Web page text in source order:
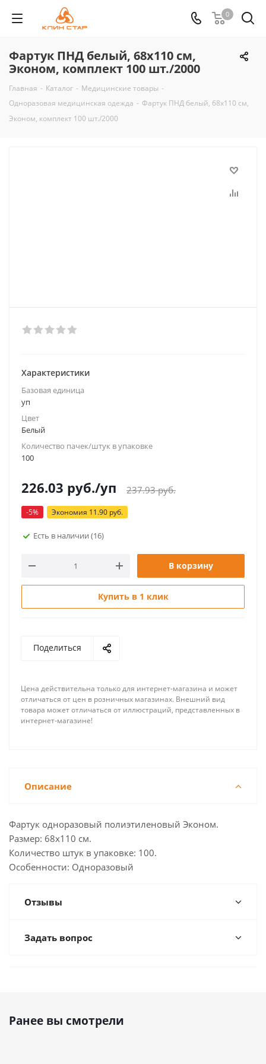
0
Фартук ПНД белый, 68х110 см,
Эконом, комплект 100 шт./2000
Главная - Каталог - Медицинские товары -
Одноразовая медицинская одежда - Фартук ПНД белый, 68х110 см,
Эконом, комплект 100 шт./2000
Характеристики
Базовая единица
уп
Цвет
Белый
Количество пачек/штук в упаковке
100
226.03 руб./уп 237.93руб.
-5% Экономия 11.90 руб.
Есть в наличии (16)
В корзину
Купить в 1 клик
Поделиться
Цена действительна только для интернет-магазина и может
отличаться от цен в розничных магазинах. Внешний вид
товара может отличаться от иллюстраций, представленных в
интернет-магазине!
Описание
Фартук одноразовый полиэтиленовый Эконом.
Размер: 68х110 см.
Количество штук в упаковке: 100.
Особенности: Одноразовый
Отзывы
Задать вопрос
Ранее вы смотрели